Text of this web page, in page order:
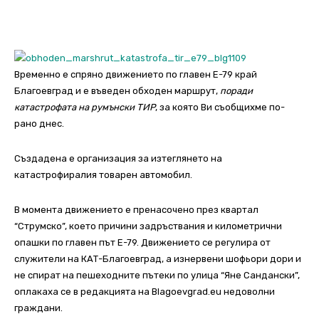
Временно е спряно движението по главен Е-79 край
Благоевград и е въведен обходен маршрут, поради
катастрофата на румънски ТИР, за която Ви съобщихме по-
рано днес.
Създадена е организация за изтеглянето на
катастрофиралия товарен автомобил.
В момента движението е пренасочено през квартал
“Струмско”, което причини задръствания и километрични
опашки по главен път Е-79. Движението се регулира от
служители на КАТ-Благоевград, а изнервени шофьори дори и
не спират на пешеходните пътеки по улица “Яне Сандански”,
оплакаха се в редакцията на Blagoevgrad.eu недоволни
граждани.